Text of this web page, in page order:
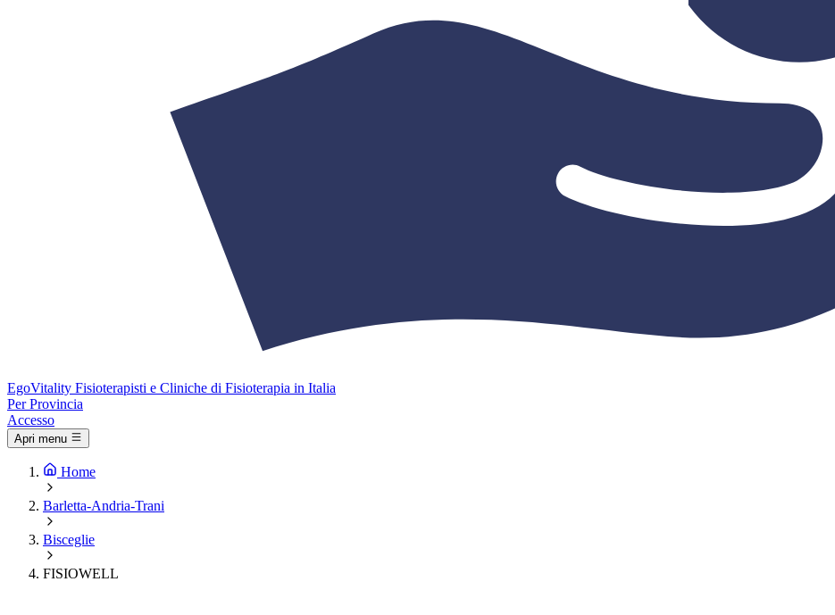
EgoVitality Fisioterapisti e Cliniche di Fisioterapia in Italia
Per Provincia
Accesso
Apri menu
Home
Barletta-Andria-Trani
Bisceglie
FISIOWELL